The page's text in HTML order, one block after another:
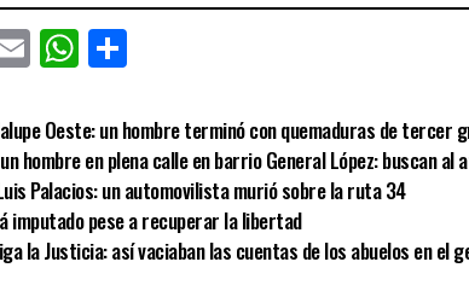
EmailWhatsApp
Oeste: un hombre terminó con quemaduras de tercer
hombre en plena calle en barrio General López: buscan al
Palacios: un automovilista murió sobre la ruta 34
imputado pese a recuperar la libertad
la Justicia: así vaciaban las cuentas de los abuelos en el